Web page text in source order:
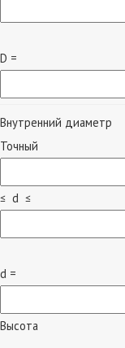
D =
Внутренний диаметр
Точный
≤ d ≤
d =
Высота